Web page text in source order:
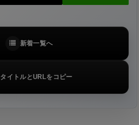
新着一覧へ
タイトルとURLをコピー